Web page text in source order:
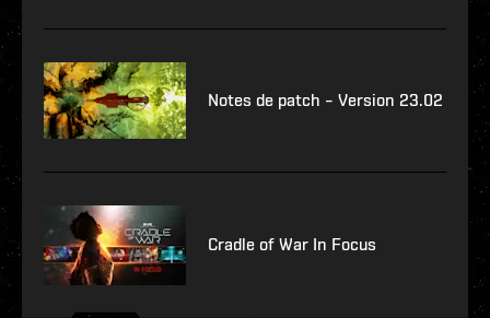
Notes de patch – Version 23.02
Cradle of War In Focus